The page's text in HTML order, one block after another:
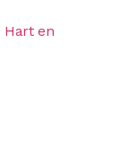
Hart en